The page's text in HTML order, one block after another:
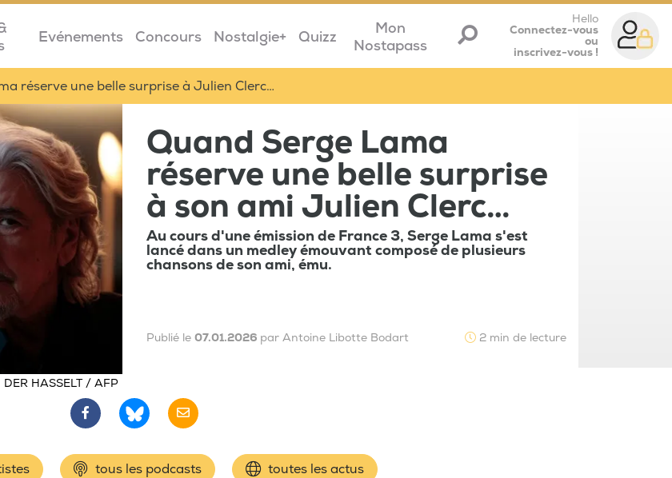
Evénements Concours Nostalgie+ Quizz
Mon
Nostapass
Hello
Connectez-vous
ou
inscrivez-vous !
réserve une belle surprise à Julien Clerc…
HASSELT / AFP
Quand Serge Lama
réserve une belle surprise
à son ami Julien Clerc…
Au cours d'une émission de France 3, Serge Lama s'est
lancé dans un medley émouvant composé de plusieurs
chansons de son ami, ému.
Publié le 07.01.2026 par Antoine Libotte Bodart 2 min de lecture
tous les podcasts toutes les actus